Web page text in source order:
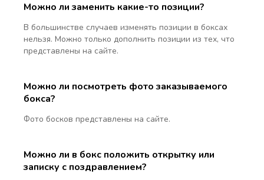
Можно ли заменить какие-то позиции?
В большинстве случаев изменять позиции в боксах
нельзя. Можно только дополнить позиции из тех, что
представлены на сайте.
Можно ли посмотреть фото заказываемого
бокса?
Фото босков представлены на сайте.
Можно ли в бокс положить открытку или
записку с поздравлением?